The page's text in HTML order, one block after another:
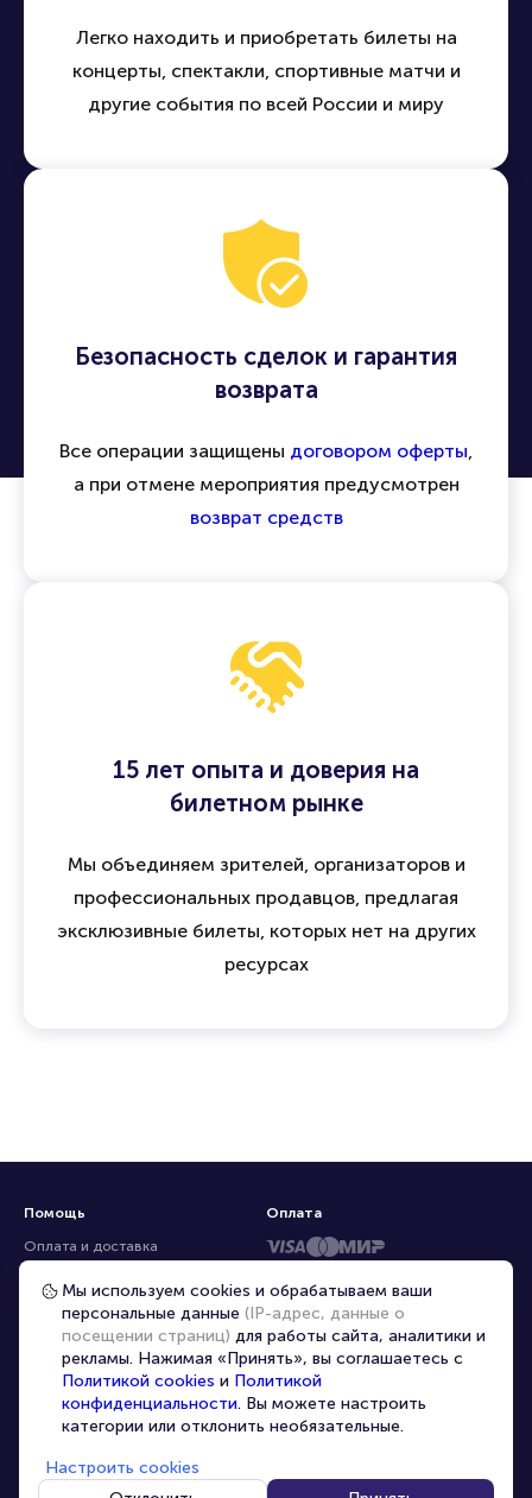
Легко находить и приобретать билеты на
концерты, спектакли, спортивные матчи и
другие события по всей России и миру
Безопасность сделок и гарантия
возврата
Все операции защищены договором оферты,
а при отмене мероприятия предусмотрен
возврат средств
15 лет опыта и доверия на
билетном рынке
Мы объединяем зрителей, организаторов и
профессиональных продавцов, предлагая
эксклюзивные билеты, которых нет на других
ресурсах
Помощь
Оплата и доставка
Частые вопросы
Перепродажа билетов
Организаторам
Корпоративным клиентам
VIP-билеты
Персональные данные
8-800-500-42-62
Оплата
Мы используем cookies и обрабатываем ваши
персональные данные (IP-адрес, данные о
посещении страниц) для работы сайта, аналитики и
рекламы. Нажимая «Принять», вы соглашаетесь с
Политикой cookies и Политикой
конфиденциальности. Вы можете настроить
категории или отклонить необязательные.
Настроить cookies